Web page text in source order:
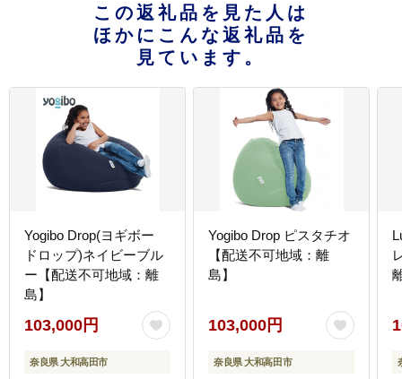
この返礼品を見た人は
ほかにこんな返礼品を
見ています。
Yogibo Drop(ヨギボー
ドロップ)ネイビーブル
ー【配送不可地域：離
島】
103,000円
奈良県 大和高田市
Yogibo Drop ピスタチオ
【配送不可地域：離
島】
103,000円
奈良県 大和高田市